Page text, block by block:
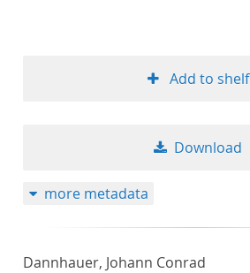
Add to shelf
Download
more metadata
Dannhauer, Johann Conrad